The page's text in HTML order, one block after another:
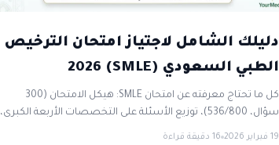
دليلك الشامل لاجتياز امتحان الترخيص
الطبي السعودي (SMLE) 2026
كل ما تحتاج معرفته عن امتحان SMLE: هيكل الامتحان (300
سؤال، 536/800)، توزيع الأسئلة على التخصصات الأربعة الكبرى،
19 فبراير 2026 16 دقيقة قراءة